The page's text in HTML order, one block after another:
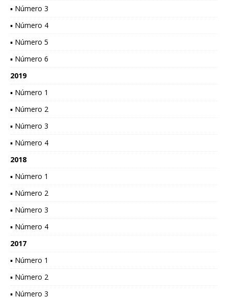
▪ Número 3
▪ Número 4
▪ Número 5
▪ Número 6
2019
▪ Número 1
▪ Número 2
▪ Número 3
▪ Número 4
2018
▪ Número 1
▪ Número 2
▪ Número 3
▪ Número 4
2017
▪ Número 1
▪ Número 2
▪ Número 3